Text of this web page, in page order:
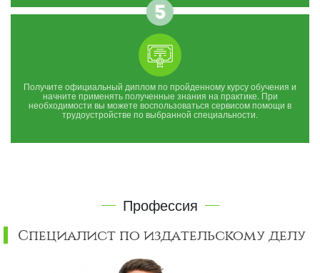
Получите официальный диплом по пройденному курсу обучения и
начните применять полученные знания на практике. При
необходимости вы можете воспользоваться сервисом помощи в
трудоустройстве по выбранной специальности.
Профессия
Специалист по издательскому делу